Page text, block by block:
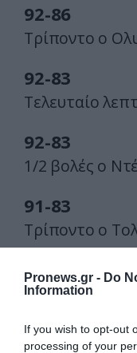
Pronews.gr - Do
Information
If you wish to opt-out
processing of your
92-86
Τρίποντο ο
92-83
Τελευταίο
92-83
1/2 βολές ο
91-83
Τρίποντο ο
88-83
1.2
Βολές ο